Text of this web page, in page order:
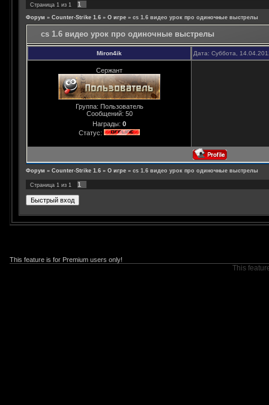
Страница 1 из 1 1
Форум » Counter-Strike 1.6 » О игре » cs 1.6 видео урок про одиночные выстрелы
cs 1.6 видео урок про одиночные выстрелы
Miron4ik Дата: Суббота,
Сержант
Группа: Пользователь
Сообщений: 50
Награды: 0
Статус:
Форум » Counter-Strike 1.6 » О игре » cs 1.6 видео урок про одиночные выстрелы
Страница 1 из 1 1
This feature is for Premium users only!
This